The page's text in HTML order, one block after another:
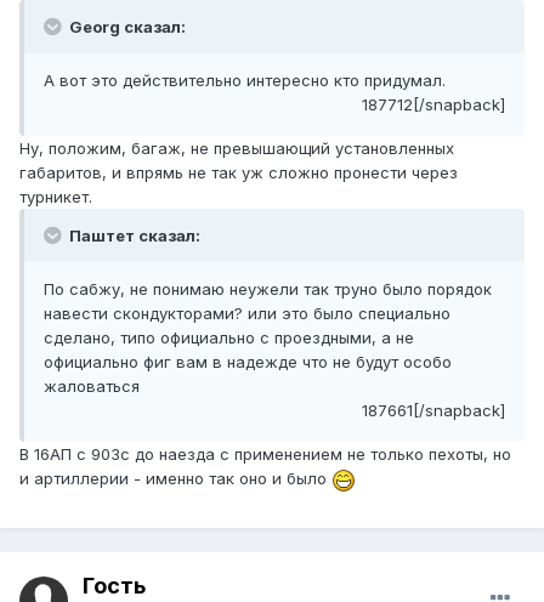
Georg сказал:
А вот это действительно интересно кто придумал.
187712[/snapback]
Ну, положим, багаж, не превышающий установленных
габаритов, и впрямь не так уж сложно пронести через
турникет.
Паштет сказал:
По сабжу, не понимаю неужели так труно было порядок
навести скондукторами? или это было специально
сделано, типо официально с проездными, а не
официально фиг вам в надежде что не будут особо
жаловаться
187661[/snapback]
В 16АП с 903с до наезда с применением не только пехоты, но
и артиллерии - именно так оно и было
Гость